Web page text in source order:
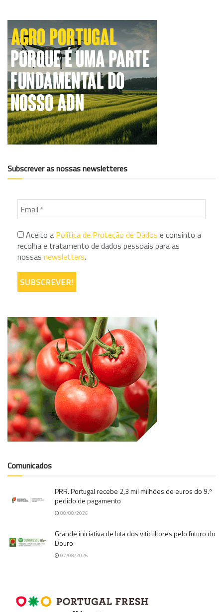
Subscrever as nossas newsletteres
Aceito a Política de Proteção de Dados e consinto a
recolha e tratamento de dados pessoais para as
nossas newsletters.
Comunicados
PRR. Portugal recebe 2,3 mil milhões de euros do 9.º
pedido de pagamento
08/08/2026
Grande iniciativa de luta dos viticultores pelo futuro do
Douro
07/08/2026